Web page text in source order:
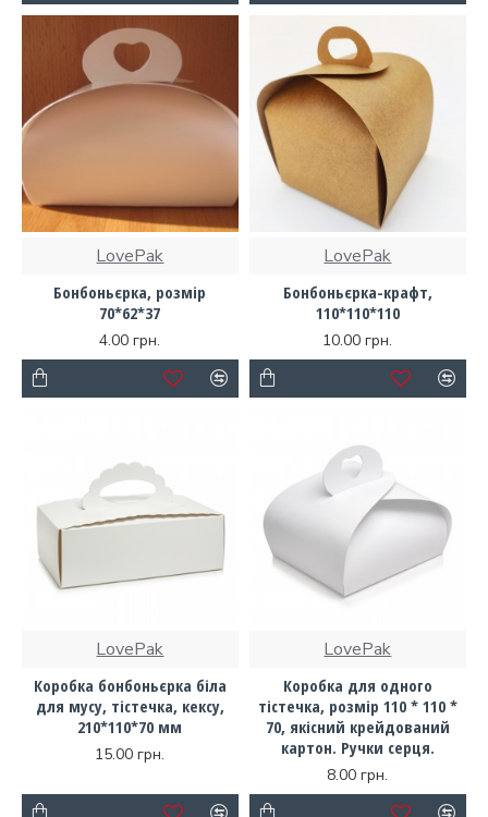
LovePak
Бонбоньєрка, розмір
70*62*37
4.00 грн.
LovePak
Бонбоньєрка-крафт,
110*110*110
10.00 грн.
LovePak
Коробка бонбоньєрка біла
для мусу, тістечка, кексу,
210*110*70 мм
15.00 грн.
LovePak
Коробка для одного
тістечка, розмір 110 * 110 *
70, якісний крейдований
картон. Ручки серця.
8.00 грн.